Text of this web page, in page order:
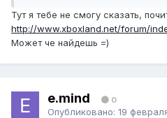
Тут я тебе не смогу сказать,
http://www.xboxland.net/forum/
Может че найдешь =)
e.mind 0
Опубликовано: 19